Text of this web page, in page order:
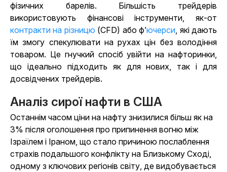
фізичних барелів. Більшість трейдерів
використовують фінансові інструменти, як-от
контракти на різницю (CFD) абоф’ючерси, які дають
їм змогу спекулювати на рухах цін без володіння
товаром. Це гнучкий спосіб увійти на нафторинки,
що ідеально підходить як для нових, так і для
досвідчених трейдерів.
Аналіз сирої нафти в США
Останнім часом ціни на нафту знизилися більш як на
3% після оголошення про припинення вогню між
Ізраїлем і Іраном, що стало причиною послаблення
страхів подальшого конфлікту на Близькому Сході,
одному з ключових регіонів світу, де видобувається